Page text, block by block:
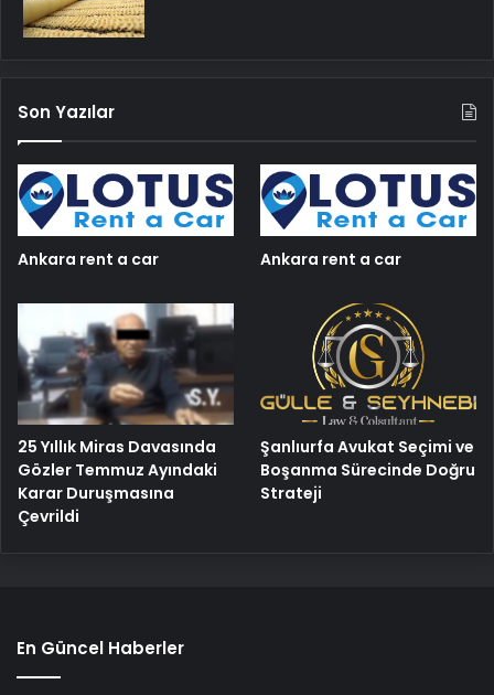
Son Yazılar
Ankara rent a car Ankara rent a car
25 Yıllık Miras Davasında
Gözler Temmuz Ayındaki
Karar Duruşmasına
Çevrildi
Şanlıurfa Avukat Seçimi ve
Boşanma Sürecinde Doğru
Strateji
En Güncel Haberler